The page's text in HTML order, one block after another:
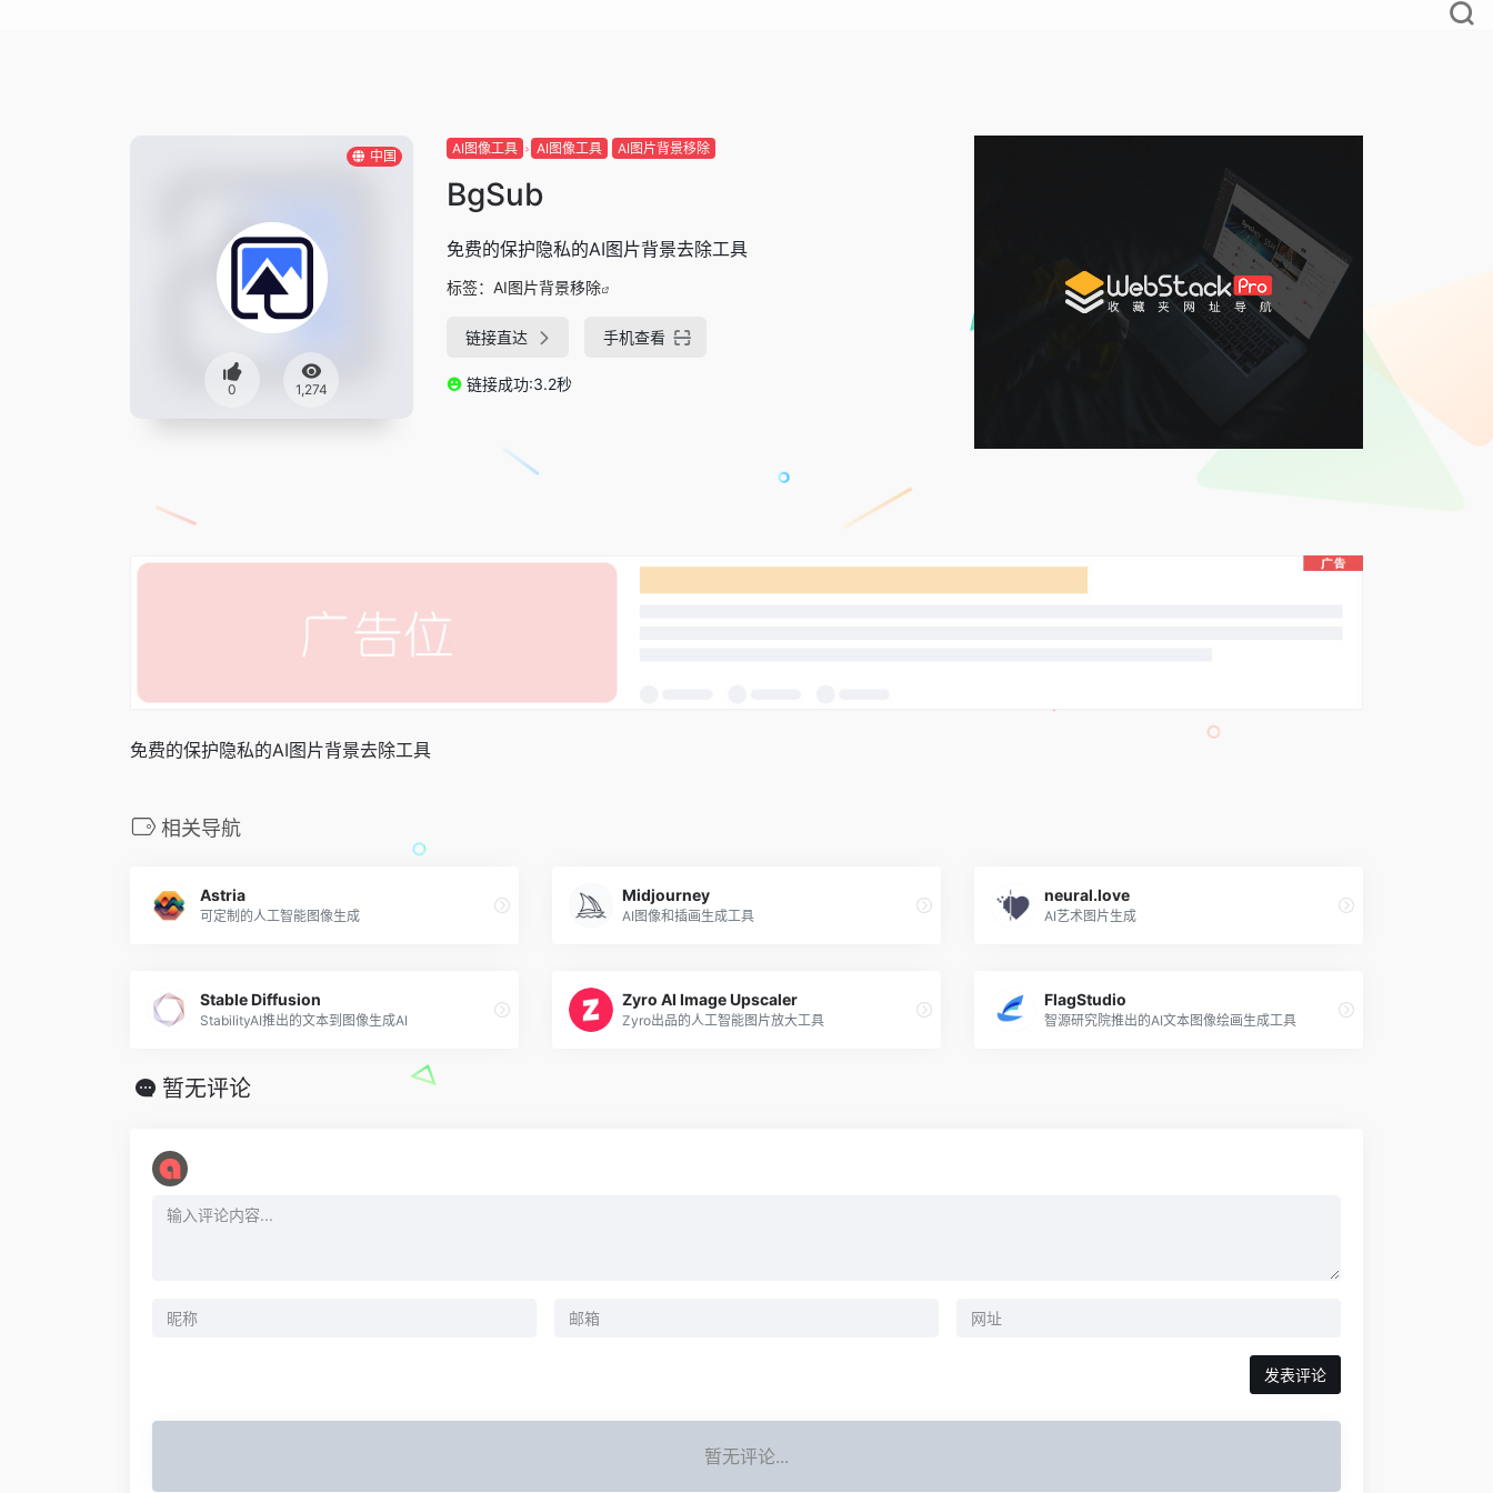
中国
0 1,274
AI图像工具 AI图像工具 AI图片背景移除
BgSub
免费的保护隐私的AI图片背景去除工具
标签： AI图片背景移除
链接直达 手机查看
链接成功:3.2秒
免费的保护隐私的AI图片背景去除工具
相关导航
Astria
可定制的人工智能图像生成
Midjourney
AI图像和插画生成工具
neural.love
AI艺术图片生成
Stable Diffusion
StabilityAI推出的文本到图像生成AI
Zyro AI Image Upscaler
Zyro出品的人工智能图片放大工具
FlagStudio
智源研究院推出的AI文本图像绘画生成工具
暂无评论
暂无评论...